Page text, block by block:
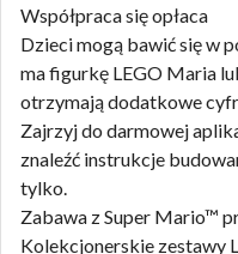
Współpraca się opłaca
Dzieci mogą bawić się w
ma figurkę LEGO Maria
otrzymają dodatkowe
Zajrzyj do darmowej
znaleźć instrukcje
tylko.
Zabawa z Super Mario™
Kolekcjonerskie zestawy